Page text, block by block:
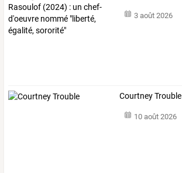
3 août 2026
Courtney Trouble
10 août 2026